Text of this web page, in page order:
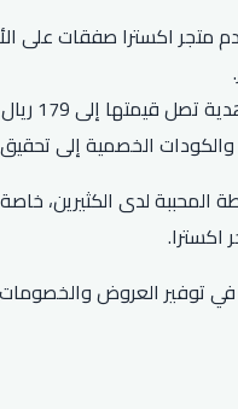
تركيبه وتقسيم قيمته على ثلاث دفعات عند الدفع بـ تمارا.
الخصمية إلى تحقيق
المحببة لدى الكثيرين،
اكسترا.